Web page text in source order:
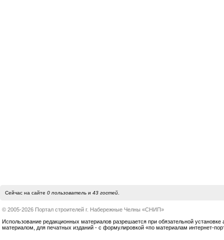
Сейчас на сайте 0 пользовательи 43 гостей.
© 2005-2026 Портал строителей г. Набережные Челны «СНИП»
Использование редакционных материалов разрешается при обязательной установке
материалом, для печатных изданий - с формулировкой «по материалам интернет-